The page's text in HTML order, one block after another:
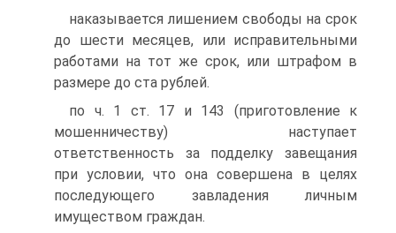
наказывается лишением свободы на срок
до шести месяцев, или исправительными
работами на тот же срок, или штрафом в
размере до ста рублей.
по ч. 1 ст. 17 и 143 (приготовление к
мошенничеству) наступает
ответственность за подделку завещания
при условии, что она совершена в целях
последующего завладения личным
имуществом граждан.